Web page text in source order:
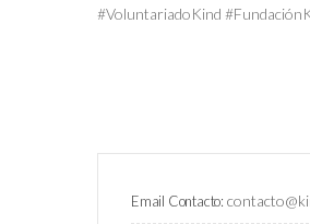
#VoluntariadoKind
Email Contacto: